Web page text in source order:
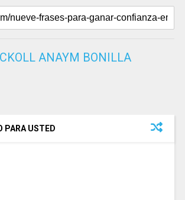
ANAYM BONILLA
PARA USTED